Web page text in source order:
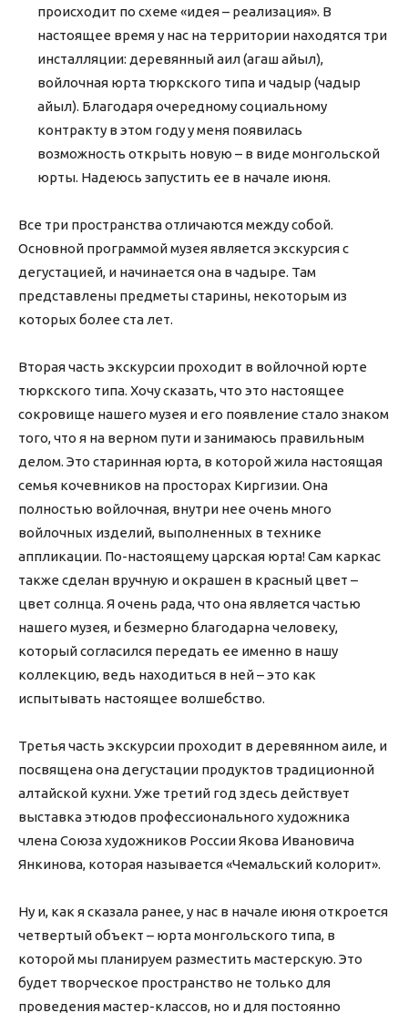
происходит по схеме «идея – реализация». В
настоящее время у нас на территории находятся три
инсталляции: деревянный аил (агаш айыл),
войлочная юрта тюркского типа и чадыр (чадыр
айыл). Благодаря очередному социальному
контракту в этом году у меня появилась
возможность открыть новую – в виде монгольской
юрты. Надеюсь запустить ее в начале июня.
Все три пространства отличаются между собой.
Основной программой музея является экскурсия с
дегустацией, и начинается она в чадыре. Там
представлены предметы старины, некоторым из
которых более ста лет.
Вторая часть экскурсии проходит в войлочной юрте
тюркского типа. Хочу сказать, что это настоящее
сокровище нашего музея и его появление стало знаком
того, что я на верном пути и занимаюсь правильным
делом. Это старинная юрта, в которой жила настоящая
семья кочевников на просторах Киргизии. Она
полностью войлочная, внутри нее очень много
войлочных изделий, выполненных в технике
аппликации. По-настоящему царская юрта! Сам каркас
также сделан вручную и окрашен в красный цвет –
цвет солнца. Я очень рада, что она является частью
нашего музея, и безмерно благодарна человеку,
который согласился передать ее именно в нашу
коллекцию, ведь находиться в ней – это как
испытывать настоящее волшебство.
Третья часть экскурсии проходит в деревянном аиле, и
посвящена она дегустации продуктов традиционной
алтайской кухни. Уже третий год здесь действует
выставка этюдов профессионального художника
члена Союза художников России Якова Ивановича
Янкинова, которая называется «Чемальский колорит».
Ну и, как я сказала ранее, у нас в начале июня откроется
четвертый объект – юрта монгольского типа, в
которой мы планируем разместить мастерскую. Это
будет творческое пространство не только для
проведения мастер-классов, но и для постоянно